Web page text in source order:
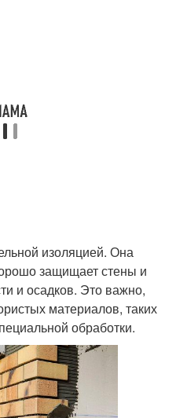
Стен при
перепланировке
Новые стены
изоляцией. Она
защищает стены и
и осадков. Это важно,
материалов, таких
обработки.